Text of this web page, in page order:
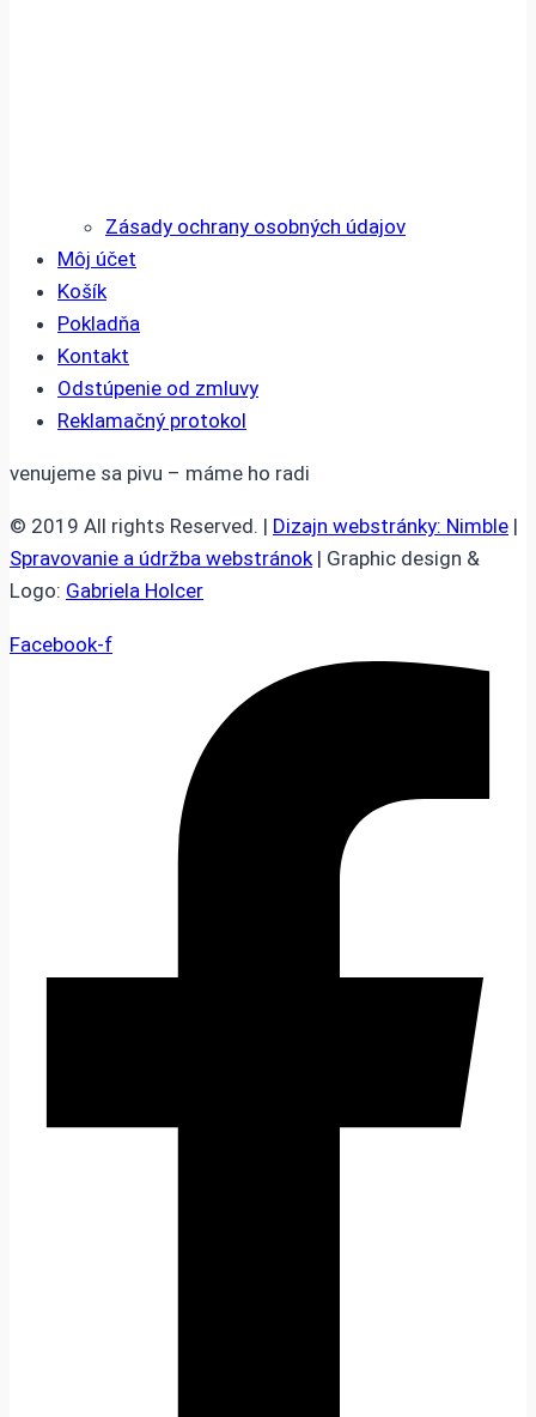
Zásady ochrany osobných údajov
Môj účet
Košík
Pokladňa
Kontakt
Odstúpenie od zmluvy
Reklamačný protokol
venujeme sa pivu – máme ho radi
© 2019 All rights Reserved. | Dizajn webstránky: Nimble |
Spravovanie a údržba webstránok| Graphic design &
Logo: Gabriela Holcer
Facebook-f